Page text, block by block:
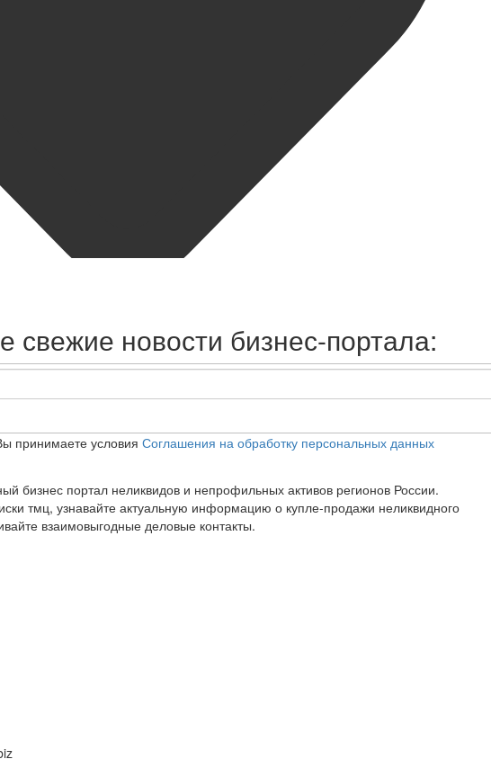
свежие новости бизнес-портала:
принимаете условия Соглашения на обработку персональных данных
бизнес портал неликвидов и непрофильных активов регионов России.
тмц, узнавайте актуальную информацию о купле-продажи неликвидного
взаимовыгодные деловые контакты.